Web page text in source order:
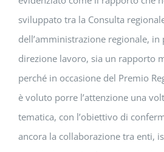
sviluppato tra la Consulta
dell’amministrazione regionale, in
direzione lavoro, sia un rapporto
perché in occasione del Premio
è voluto porre l’attenzione una
tematica, con l’obiettivo di
ancora la collaborazione tra enti,